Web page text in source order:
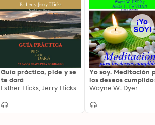
Guía práctica, pide y se
te dará
Esther Hicks, Jerry Hicks
Yo soy. Meditación
los deseos
Wayne W. Dyer